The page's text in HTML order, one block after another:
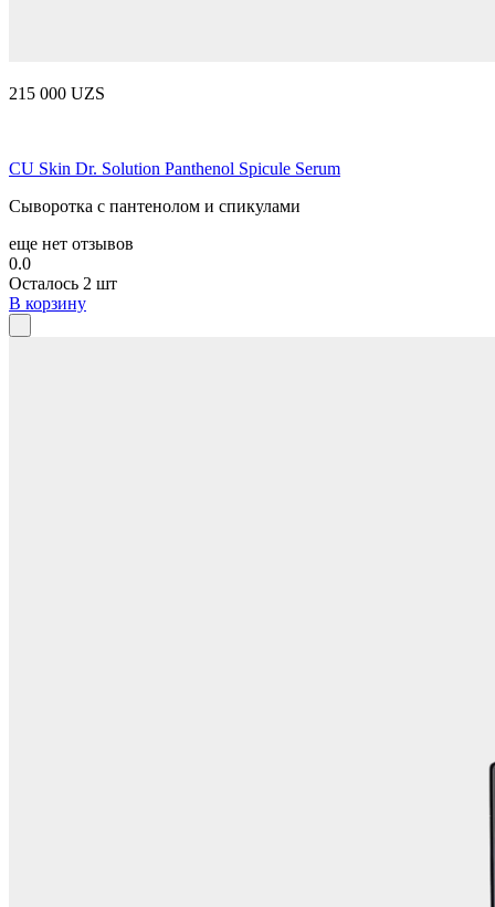
215 000 UZS
CU Skin Dr. Solution Panthenol Spicule Serum
Сыворотка с пантенолом и спикулами
еще нет отзывов
0.0
Осталось 2 шт
В корзину